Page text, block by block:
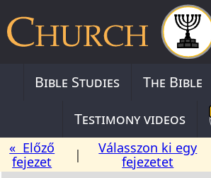
Bible Studies The Bible
Testimony videos
« Előző
fejezet
|
Válasszon ki egy
fejezetet